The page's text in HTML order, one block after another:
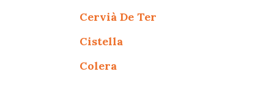
Cervià De Ter
Cistella
Colera